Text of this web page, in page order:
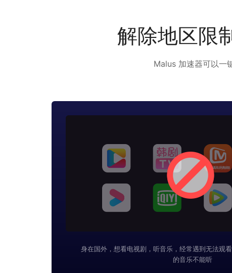
解除地区限
Malus 加速器可以一
身在国外，想看电视剧，听音乐，经常遇到无法观
的音乐不能听